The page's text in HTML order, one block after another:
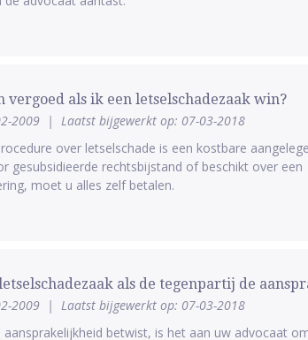
als ik een letselschadezaak win?
2009 | Laatst bijgewerkt op: 07-03-2018
over letselschade is een kostbare
gesubsidieerde rechtsbijstand of beschikt over een
moet u alles zelf betalen.
als de tegenpartij de
2009 | Laatst bijgewerkt op: 07-03-2018
betwist, is het aan uw advocaat